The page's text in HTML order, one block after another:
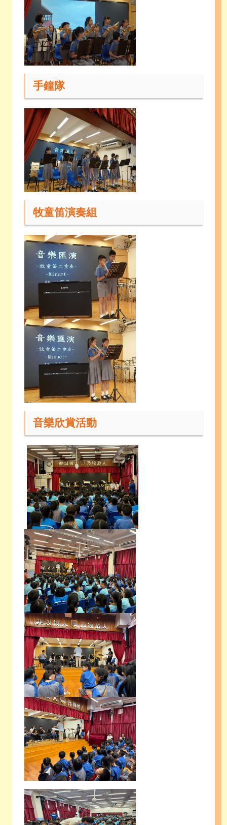
手鐘隊
牧童笛演奏組
音樂欣賞活動